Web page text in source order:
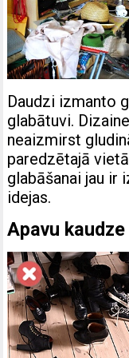
Daudzi izmanto
glabātuvi.
neaizmirst
paredzētajā
glabāšanai jau ir
idejas.
Apavu